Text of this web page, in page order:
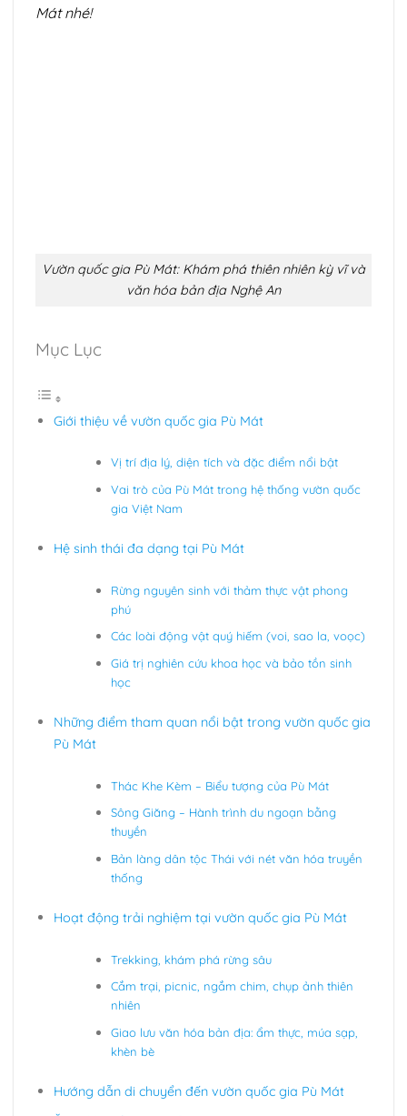
Mát nhé!
Vườn quốc gia Pù Mát: Khám phá thiên nhiên kỳ vĩ và
văn hóa bản địa Nghệ An
Mục Lục
Giới thiệu về vườn quốc gia Pù Mát
Vị trí địa lý, diện tích và đặc điểm nổi bật
Vai trò của Pù Mát trong hệ thống vườn quốc
gia Việt Nam
Hệ sinh thái đa dạng tại Pù Mát
Rừng nguyên sinh với thảm thực vật phong
phú
Các loài động vật quý hiếm (voi, sao la, voọc)
Giá trị nghiên cứu khoa học và bảo tồn sinh
học
Những điểm tham quan nổi bật trong vườn quốc gia
Pù Mát
Thác Khe Kèm – Biểu tượng của Pù Mát
Sông Giăng – Hành trình du ngoạn bằng
thuyền
Bản làng dân tộc Thái với nét văn hóa truyền
thống
Hoạt động trải nghiệm tại vườn quốc gia Pù Mát
Trekking, khám phá rừng sâu
Cắm trại, picnic, ngắm chim, chụp ảnh thiên
nhiên
Giao lưu văn hóa bản địa: ẩm thực, múa sạp,
khèn bè
Hướng dẫn di chuyển đến vườn quốc gia Pù Mát